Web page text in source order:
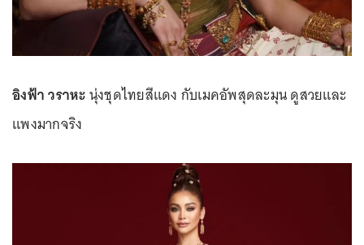
อิงฟ้า วราหะนุ่งชุดไทยสีแดง กับเมคอัพสุดละมุน ดูสวยและ
แพงมากจริง